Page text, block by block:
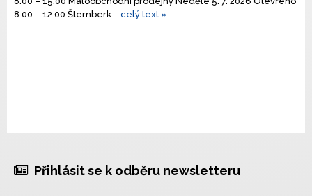
8:00 – 12:00 Šternberk … celý text »
Přihlásit se k odběru newsletteru